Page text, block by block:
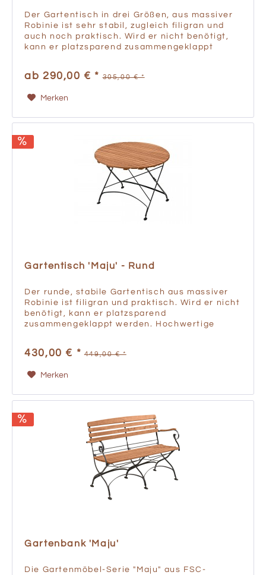
Der Gartentisch in drei Größen, aus massiver
Robinie ist sehr stabil, zugleich filigran und
auch noch praktisch. Wird er nicht benötigt,
kann er platzsparend zusammengeklappt
ab 290,00 € * 305,00 € *
Merken
Gartentisch 'Maju' - Rund
Der runde, stabile Gartentisch aus massiver
Robinie ist filigran und praktisch. Wird er nicht
benötigt, kann er platzsparend
zusammengeklappt werden. Hochwertige
430,00 € * 449,00 € *
Merken
Gartenbank 'Maju'
Die Gartenmöbel-Serie "Maju" aus FSC-